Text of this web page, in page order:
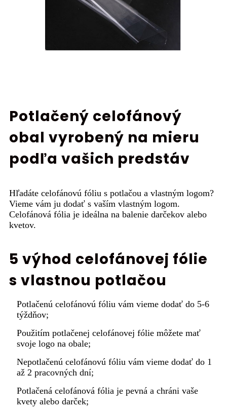
Potlačený celofánový
obal vyrobený na mieru
podľa vašich predstáv
Hľadáte celofánovú fóliu s potlačou a vlastným logom?
Vieme vám ju dodať s vaším vlastným logom.
Celofánová fólia je ideálna na balenie darčekov alebo
kvetov.
5 výhod celofánovej fólie
s vlastnou potlačou
Potlačenú celofánovú fóliu vám vieme dodať do 5-6
týždňov;
Použitím potlačenej celofánovej fólie môžete mať
svoje logo na obale;
Nepotlačenú celofánovú fóliu vám vieme dodať do 1
až 2 pracovných dní;
Potlačená celofánová fólia je pevná a chráni vaše
kvety alebo darček;